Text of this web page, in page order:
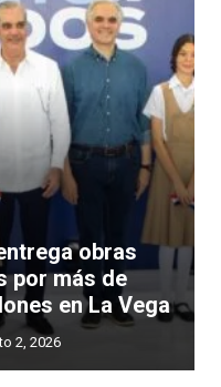
obras
por más de
en La Vega
2, 2026